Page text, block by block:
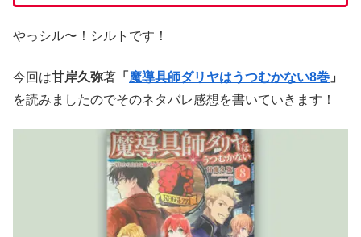
やっシル〜！シルトです！
今回は甘岸久弥著 「 魔導具師ダリヤはうつむかない8巻 」
を読みましたのでそのネタバレ感想を書いていきます！